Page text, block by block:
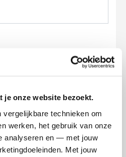
je onze website bezoekt.
technieken om
werken, het gebruik van onze
analyseren en — met jouw
Met jouw
nu